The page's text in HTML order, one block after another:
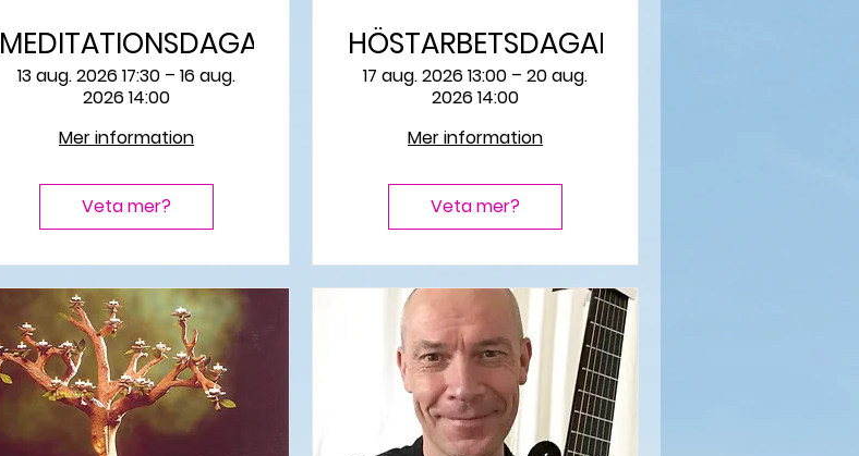
MEDITATIONSDAGAR
13 aug. 2026 17:30 – 16 aug.
2026 14:00
Mer information
Veta mer?
HÖSTARBETSDAGAR
17 aug. 2026 13:00 – 20 aug.
2026 14:00
Mer information
Veta mer?